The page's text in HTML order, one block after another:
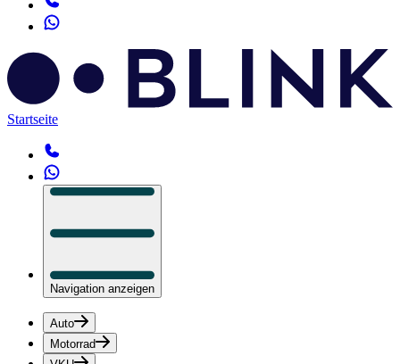
Startseite
Navigation anzeigen
Auto
Motorrad